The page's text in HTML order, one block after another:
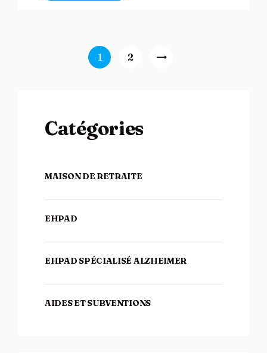
Navigation des articles
Page
1 Page
2
>
Catégories
MAISON DE RETRAITE
EHPAD
EHPAD SPÉCIALISÉ ALZHEIMER
AIDES ET SUBVENTIONS